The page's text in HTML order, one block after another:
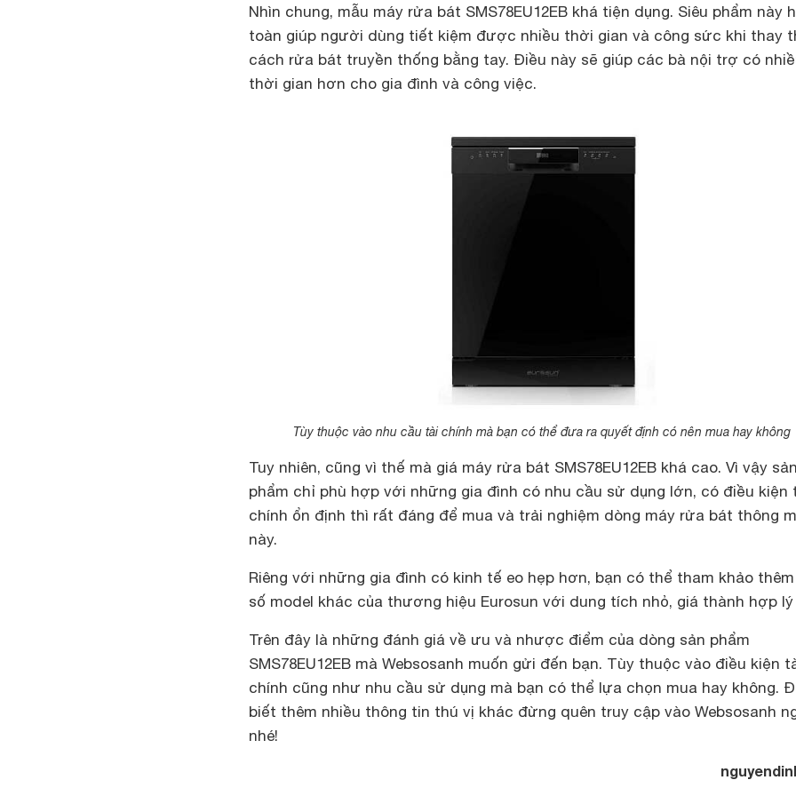
Nhìn chung, mẫu máy rửa bát SMS78EU12EB khá tiện dụng. Siêu phẩm này
toàn giúp người dùng tiết kiệm được nhiều thời gian và công sức khi thay
cách rửa bát truyền thống bằng tay. Điều này sẽ giúp các bà nội trợ có
thời gian hơn cho gia đình và công việc.
Tùy thuộc vào nhu cầu tài chính mà bạn có thể đưa ra quyết định có nên mua hay không
Tuy nhiên, cũng vì thế mà giá máy rửa bát SMS78EU12EB khá cao. Vì vậy sản
phẩm chỉ phù hợp với những gia đình có nhu cầu sử dụng lớn, có điều kiện
chính ổn định thì rất đáng để mua và trải nghiệm dòng máy rửa bát thông
này.
Riêng với những gia đình có kinh tế eo hẹp hơn, bạn có thể tham khảo
số model khác của thương hiệu Eurosun với dung tích nhỏ, giá thành hợp
Trên đây là những đánh giá về ưu và nhược điểm của dòng sản phẩm
SMS78EU12EB mà Websosanh muốn gửi đến bạn. Tùy thuộc vào điều kiện
chính cũng như nhu cầu sử dụng mà bạn có thể lựa chọn mua hay không.
biết thêm nhiều thông tin thú vị khác đừng quên truy cập vào Websosanh
nhé!